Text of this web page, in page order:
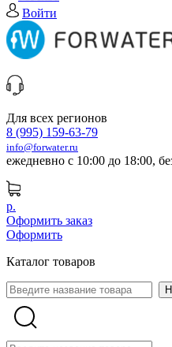
Войти
Для всех регионов
8 (995) 159-63-79
info@forwater.ru
ежедневно с 10:00 до 18:00,
р.
Оформить заказ
Оформить
Каталог товаров